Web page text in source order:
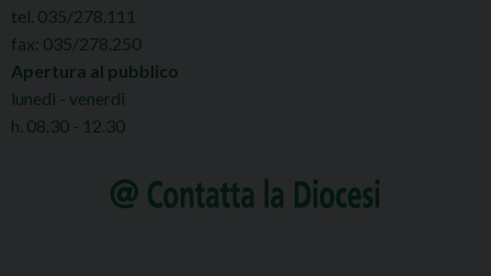
tel. 035/278.111
fax: 035/278.250
Apertura al pubblico
lunedì - venerdì
h. 08.30 - 12.30